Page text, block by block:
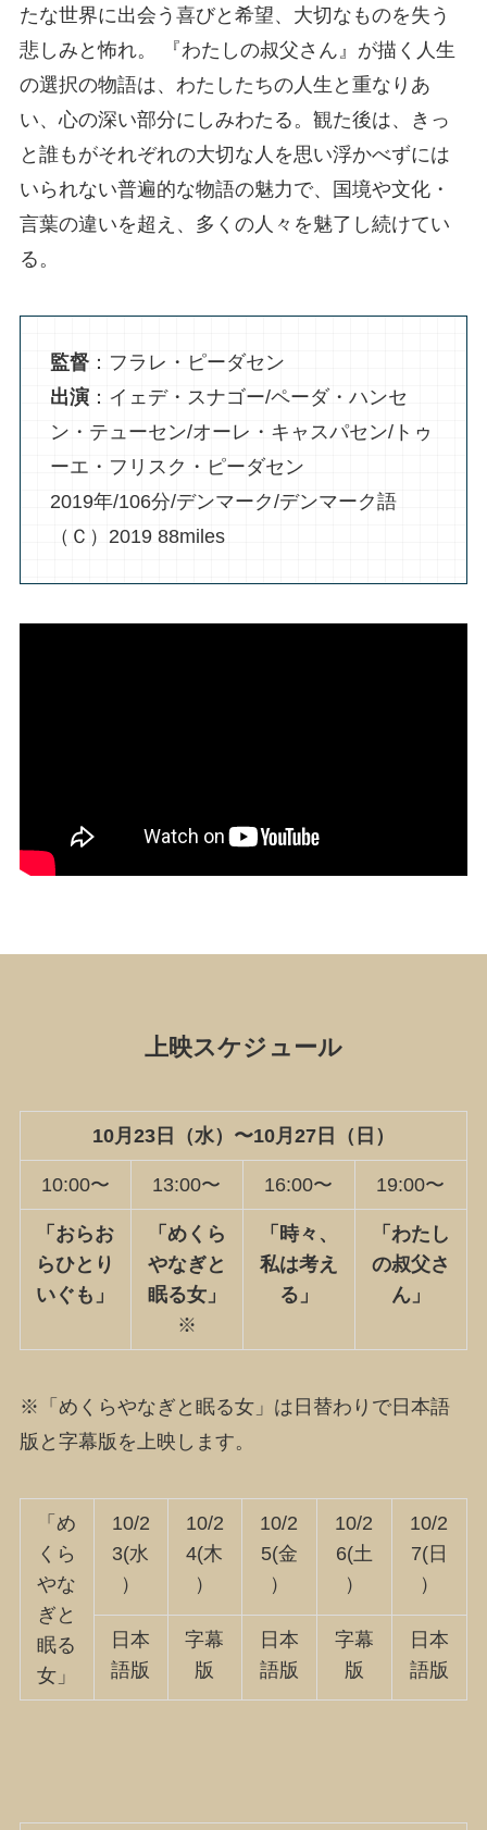
たな世界に出会う喜びと希望、大切なものを失う
悲しみと怖れ。 『わたしの叔父さん』が描く人生
の選択の物語は、わたしたちの人生と重なりあ
い、心の深い部分にしみわたる。観た後は、きっ
と誰もがそれぞれの大切な人を思い浮かべずには
いられない普遍的な物語の魅力で、国境や文化・
言葉の違いを超え、多くの人々を魅了し続けてい
る。
監督：フラレ・ピーダセン
出演：イェデ・スナゴー/ペーダ・ハンセ
ン・テューセン/オーレ・キャスパセン/トゥ
ーエ・フリスク・ピーダセン
2019年/106分/デンマーク/デンマーク語
（Ｃ）2019 88miles
上映スケジュール
10月23日（水）〜10月27日（日）
10:00〜 13:00〜 16:00〜 19:00〜
「おらお
らひとり
いぐも」
「めくら
やなぎと
眠る女」
※
「時々、
私は考え
る」
「わたし
の叔父さ
ん」
※「めくらやなぎと眠る女」は日替わりで日本語
版と字幕版を上映します。
「め
くら
やな
ぎと
眠る
女」
10/2
3(水
）
10/2
4(木
）
10/2
5(金
）
10/2
6(土
）
10/2
7(日
）
日本
語版
字幕
版
日本
語版
字幕
版
日本
語版